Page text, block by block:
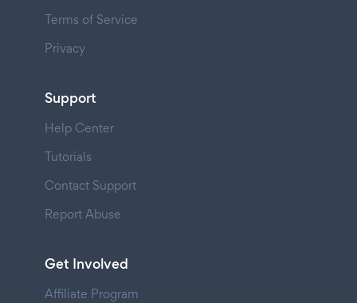
Terms of Service
Privacy
Support
Help Center
Tutorials
Contact Support
Report Abuse
Get Involved
Affiliate Program